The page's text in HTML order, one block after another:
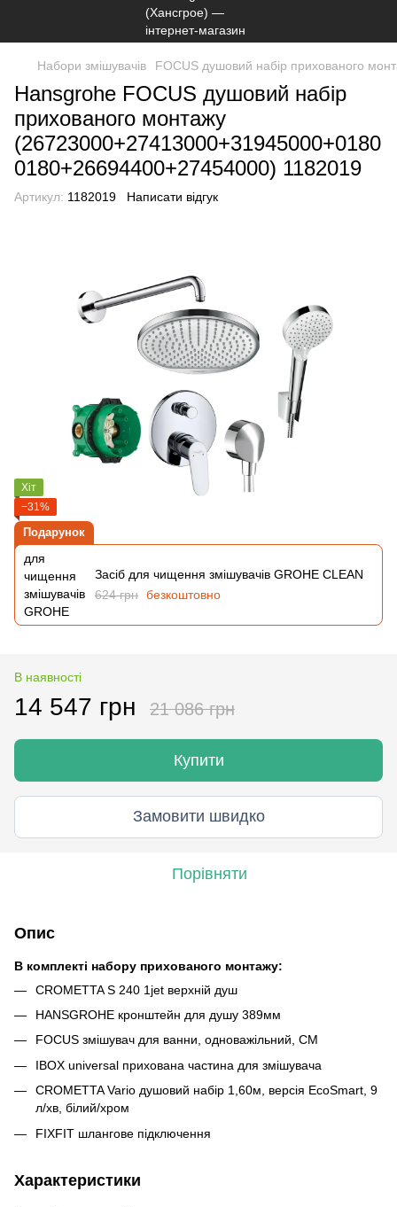
Набори змішувачів FOCUS душовий набір прихованого
Hansgrohe FOCUS душовий набір
прихованого монтажу
(26723000+27413000+31945000+0180
0180+26694400+27454000) 1182019
Артикул: 1182019 Написати відгук
Хіт
−31%
Подарунок
Засіб для чищення змішувачів GROHE CLEAN
624 грн безкоштовно
В наявності
14 547 грн 21 086 грн
Купити
Замовити швидко
Порівняти
Опис
В комплекті набору прихованого монтажу:
CROMETTA S 240 1jet верхній душ
HANSGROHE кронштейн для душу 389мм
FOCUS змішувач для ванни, одноважільний, СМ
IBOX universal прихована частина для змішувача
CROMETTA Vario душовий набір 1,60м, версія EcoSmart, 9
л/хв, білий/хром
FIXFIT шлангове підключення
Характеристики